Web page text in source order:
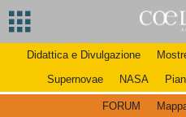
Didattica e Divulgazione
Supernovae
NASA
FORUM